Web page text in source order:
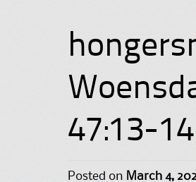
47:13-14
Posted on March 4,